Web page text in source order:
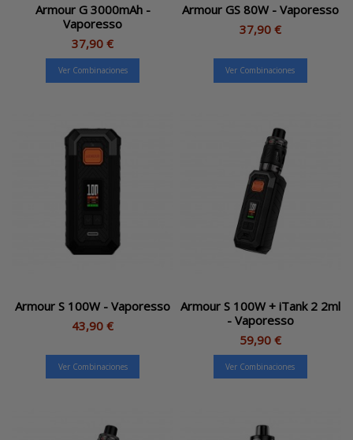
Armour G 3000mAh -
Vaporesso
37,90 €
Ver Combinaciones
Armour GS 80W - Vaporesso
37,90 €
Ver Combinaciones
Armour S 100W - Vaporesso
43,90 €
Ver Combinaciones
Armour S 100W + iTank 2 2ml
- Vaporesso
59,90 €
Ver Combinaciones